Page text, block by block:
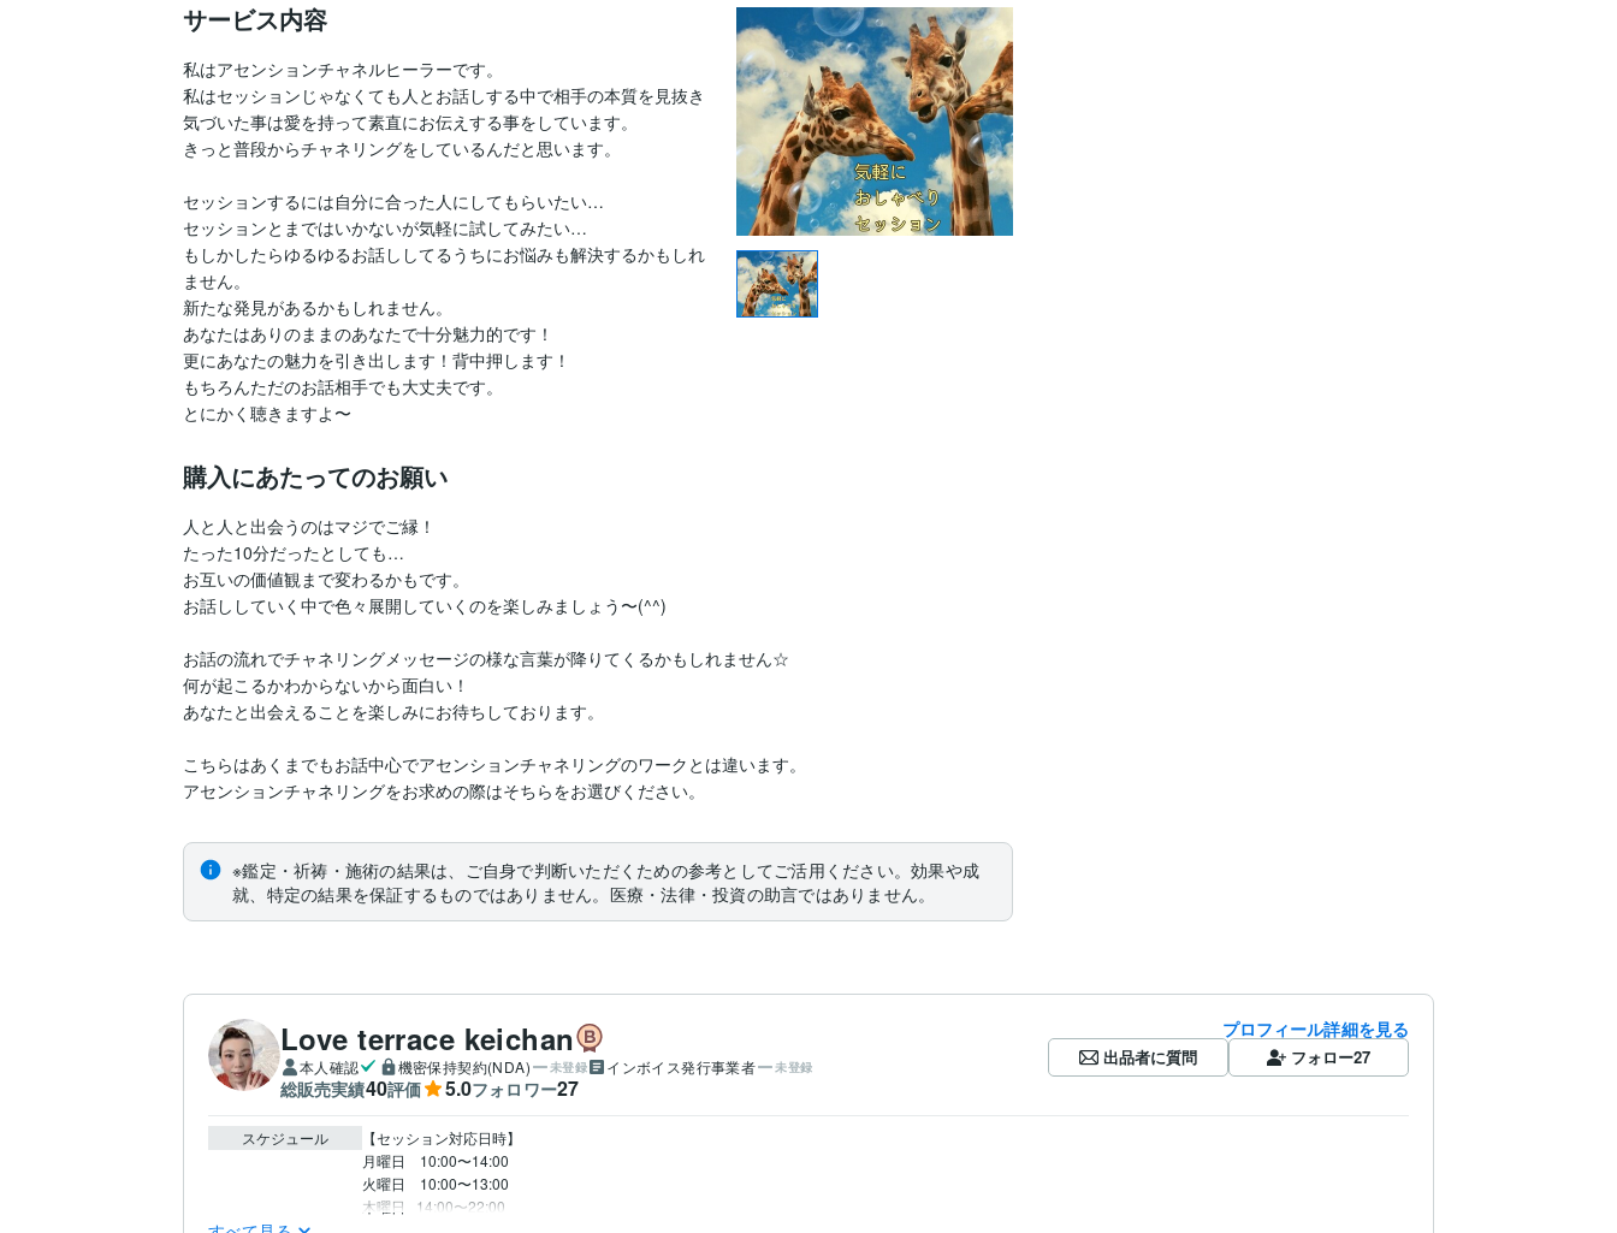
サービス内容
私はアセンションチャネルヒーラーです。
私はセッションじゃなくても人とお話しする中で相手の本質を見抜き
気づいた事は愛を持って素直にお伝えする事をしています。
きっと普段からチャネリングをしているんだと思います。
セッションするには自分に合った人にしてもらいたい…
セッションとまではいかないが気軽に試してみたい…
もしかしたらゆるゆるお話ししてるうちにお悩みも解決するかもしれ
ません。
新たな発見があるかもしれません。
あなたはありのままのあなたで十分魅力的です！
更にあなたの魅力を引き出します！背中押します！
もちろんただのお話相手でも大丈夫です。
とにかく聴きますよ〜
購入にあたってのお願い
人と人と出会うのはマジでご縁！
たった10分だったとしても…
お互いの価値観まで変わるかもです。
お話ししていく中で色々展開していくのを楽しみましょう〜(^^)
お話の流れでチャネリングメッセージの様な言葉が降りてくるかもしれません☆
何が起こるかわからないから面白い！
あなたと出会えることを楽しみにお待ちしております。
こちらはあくまでもお話中心でアセンションチャネリングのワークとは違います。
※鑑定・祈祷・施術の結果は、ご自身で判断いただくための参考としてご活用ください。効果や成
就、特定の結果を保証するものではありません。医療・法律・投資の助言ではありません。
Love terrace keichan
本人確認 機密保持契約(NDA) 未登録 インボイス発行事業者 未登録
総販売実績40評価 5.0フォロワー27
プロフィール詳細を見る
出品者に質問 フォロー27
スケジュール
【セッション対応日時】
月曜日　10:00〜14:00
火曜日　10:00〜13:00
木曜日   14:00〜22:00